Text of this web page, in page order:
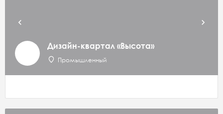
Дизайн-квартал «Высота»
Промышленный